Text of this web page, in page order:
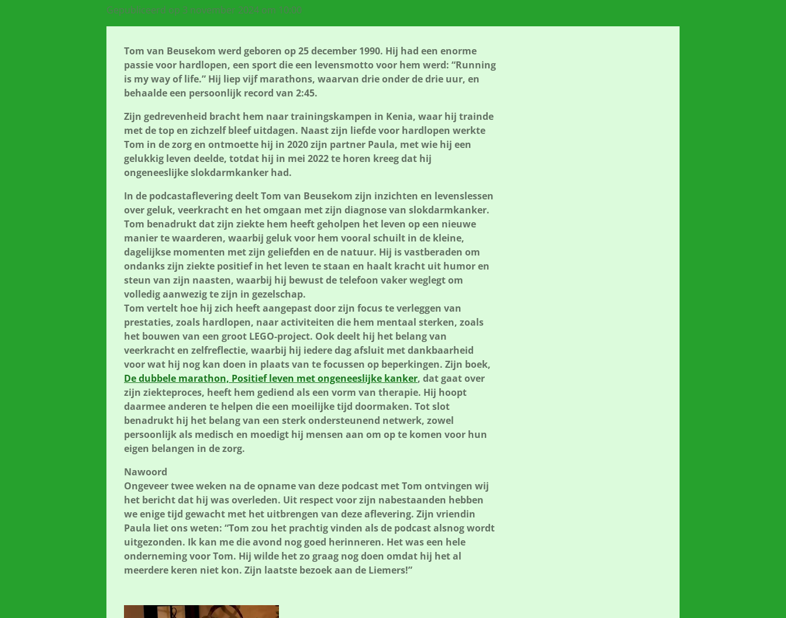
Gepubliceerd op 3 november 2024 om 10:00
Tom van Beusekom werd geboren op 25 december 1990. Hij had een enorme
passie voor hardlopen, een sport die een levensmotto voor hem werd: “Running
is my way of life.” Hij liep vijf marathons, waarvan drie onder de drie uur, en
behaalde een persoonlijk record van 2:45.
Zijn gedrevenheid bracht hem naar trainingskampen in Kenia, waar hij trainde
met de top en zichzelf bleef uitdagen. Naast zijn liefde voor hardlopen werkte
Tom in de zorg en ontmoette hij in 2020 zijn partner Paula, met wie hij een
gelukkig leven deelde, totdat hij in mei 2022 te horen kreeg dat hij
ongeneeslijke slokdarmkanker had.
In de podcastaflevering deelt Tom van Beusekom zijn inzichten en levenslessen
over geluk, veerkracht en het omgaan met zijn diagnose van slokdarmkanker.
Tom benadrukt dat zijn ziekte hem heeft geholpen het leven op een nieuwe
manier te waarderen, waarbij geluk voor hem vooral schuilt in de kleine,
dagelijkse momenten met zijn geliefden en de natuur. Hij is vastberaden om
ondanks zijn ziekte positief in het leven te staan en haalt kracht uit humor en
steun van zijn naasten, waarbij hij bewust de telefoon vaker weglegt om
volledig aanwezig te zijn in gezelschap.
Tom vertelt hoe hij zich heeft aangepast door zijn focus te verleggen van
prestaties, zoals hardlopen, naar activiteiten die hem mentaal sterken, zoals
het bouwen van een groot LEGO-project. Ook deelt hij het belang van
veerkracht en zelfreflectie, waarbij hij iedere dag afsluit met dankbaarheid
voor wat hij nog kan doen in plaats van te focussen op beperkingen. Zijn boek,
De dubbele marathon, Positief leven met ongeneeslijke kanker, dat gaat over
zijn ziekteproces, heeft hem gediend als een vorm van therapie. Hij hoopt
daarmee anderen te helpen die een moeilijke tijd doormaken. Tot slot
benadrukt hij het belang van een sterk ondersteunend netwerk, zowel
persoonlijk als medisch en moedigt hij mensen aan om op te komen voor hun
eigen belangen in de zorg.
Nawoord
Ongeveer twee weken na de opname van deze podcast met Tom ontvingen wij
het bericht dat hij was overleden. Uit respect voor zijn nabestaanden hebben
we enige tijd gewacht met het uitbrengen van deze aflevering. Zijn vriendin
Paula liet ons weten: “Tom zou het prachtig vinden als de podcast alsnog wordt
uitgezonden. Ik kan me die avond nog goed herinneren. Het was een hele
onderneming voor Tom. Hij wilde het zo graag nog doen omdat hij het al
meerdere keren niet kon. Zijn laatste bezoek aan de Liemers!”